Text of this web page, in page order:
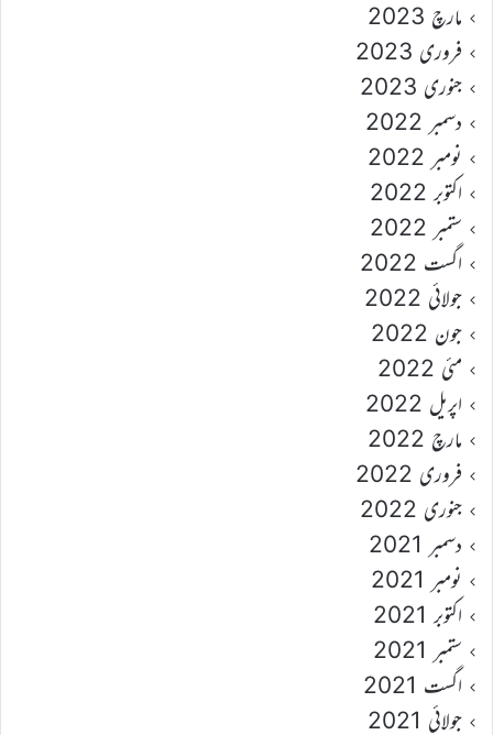
مارچ 2023
فروری 2023
جنوری 2023
دسمبر 2022
نومبر 2022
اکتوبر 2022
ستمبر 2022
اگست 2022
جولائی 2022
جون 2022
مئی 2022
اپریل 2022
مارچ 2022
فروری 2022
جنوری 2022
دسمبر 2021
نومبر 2021
اکتوبر 2021
ستمبر 2021
اگست 2021
جولائی 2021